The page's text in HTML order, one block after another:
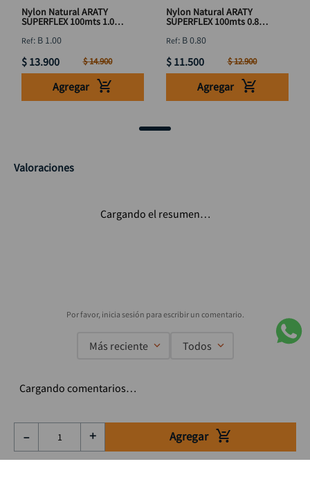
＋
－ Agregar
Nylon Natural ARATY
SUPERFLEX 100mts 1.00
: B 1.00
$ 13.900 $14.900
Agregar
Nylon Natural ARATY
SUPERFLEX 100mts 0.80
: B 0.80
$ 11.500 $12.900
Agregar
Valoraciones
Cargando el resumen…
Más reciente Todos
Cargando comentarios…
Suscríbete a nuestro Newsletter